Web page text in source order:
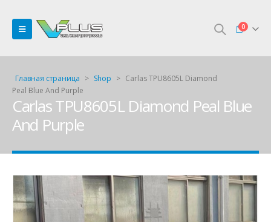
0
Главная страница > Shop > Carlas TPU8605L Diamond
Peal Blue And Purple
Carlas TPU8605L Diamond Peal Blue
And Purple